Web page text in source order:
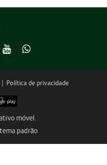
| Política de privacidade
móvel.
padrão